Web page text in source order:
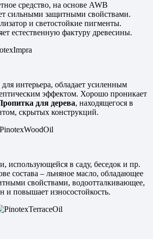
средство, на основе AWB
сильными защитными свойствами.
и светостойкие пигменты.
естественную фактуру древесины.
интерьера, обладает усиленным
эффектом. Хорошо проникает
для дерева, находящегося в
скрытых конструкций.
использующейся в саду, беседок и пр.
состава – льняное масло, обладающее
свойствами, водоотталкивающее,
и повышает износостойкость.